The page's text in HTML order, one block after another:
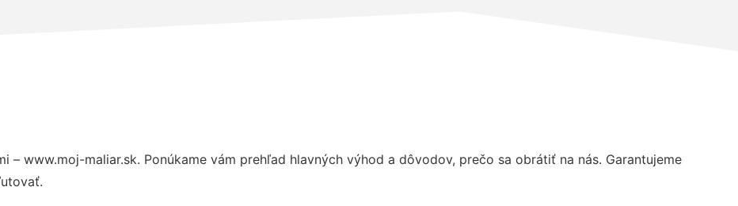
– www.moj-maliar.sk. Ponúkame vám prehľad hlavných výhod a dôvodov, prečo sa obrátiť na nás. Garantujeme